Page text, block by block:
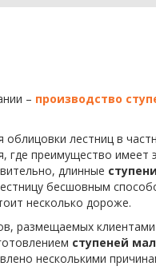
– производство
лестниц в
где преимущество имеет
длинные
бесшовным
несколько дороже.
размещаемых
ступеней
несколькими